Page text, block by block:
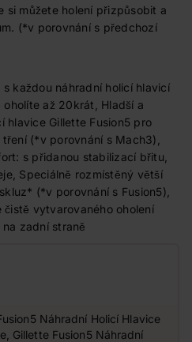
si můžete holení přizpůsobit a
(*v porovnání s předchozí
každou náhradní holicí hlavicí
oholíte až 20krát, Hladší a
hlavice Gillette Fusion5 pro
(*v porovnání s Mach3),
s přidanou stabilizací břitu,
Speciálně rozmístěný větší
(*v porovnání s Fusion5),
vytvarovaného oholení
zadní straně
Náhradní Holicí Hlavice
Gillette Fusion5 Náhradní